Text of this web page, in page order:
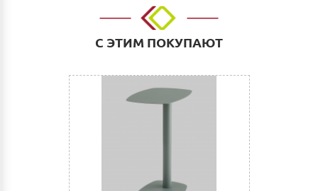
Наличным и безналичным расчетом в салоне по
адресу: г. Нижний Новгород, ул. Невзоровых, д.64,
расчетный счет. Для физических и юридических лиц.
Сбербанк Онлайн.
Как оплатить:
Вы можете заполнить реквизиты при оформлении
покупки в Корзине на сайте или прислать их нам на
электронную почту (почта сайта)
С ЭТИМ ПОКУПАЮТ